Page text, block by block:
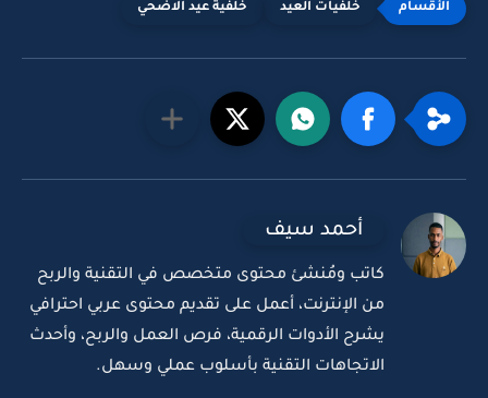
خلفيات العيد خلفية عيد الاضحي
أحمد سيف
كاتب ومُنشئ محتوى متخصص في التقنية والربح
من الإنترنت، أعمل على تقديم محتوى عربي احترافي
يشرح الأدوات الرقمية، فرص العمل والربح، وأحدث
الاتجاهات التقنية بأسلوب عملي وسهل.